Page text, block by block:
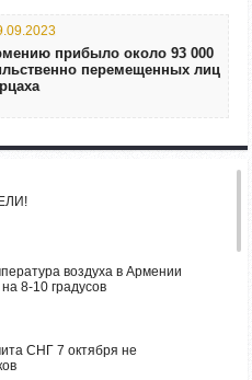
прибыло около 93 000
перемещенных лиц
воздуха в Армении
8-10 градусов
СНГ 7 октября не